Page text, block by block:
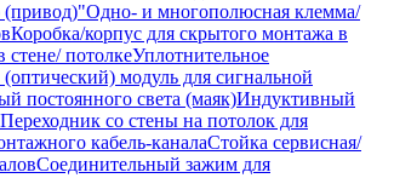
(привод)"Одно- и многополюсная клемма/
Коробка/корпус для скрытого монтажа в
потолкеУплотнительное
модуль для сигнальной
постоянного света (маяк)Индуктивный
Переходник со стены на потолок для
кабель-каналаСтойка сервисная/
Соединительный зажим для